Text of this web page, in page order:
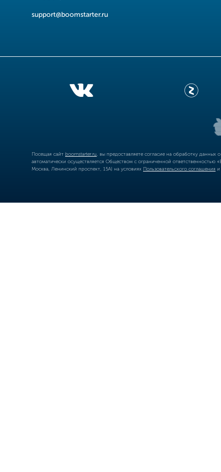
support@boomstarter.ru
Посещая сайт boomstarter.ru , вы предоставляете согласие на обработку
автоматически осуществляется Обществом с ограниченной
Москва, Ленинский проспект, 15А) на условиях Пользовательского соглашения и